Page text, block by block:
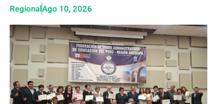
RegionalAgo 10, 2026